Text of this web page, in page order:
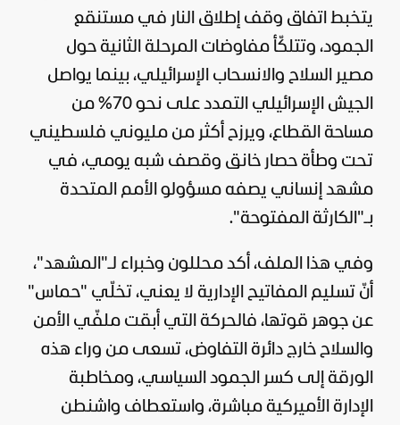
يتخبط اتفاق وقف إطلاق النار في مستنقع
الجمود، وتتلكّأ مفاوضات المرحلة الثانية حول
مصير السلاح والانسحاب الإسرائيلي، بينما يواصل
الجيش الإسرائيلي
التمدد على نحو 70% من
مساحة القطاع، ويرزح أكثر من مليوني فلسطيني
تحت وطأة حصار خانق وقصف شبه يومي، في
مشهد إنساني يصفه مسؤولو الأمم المتحدة
بـ"الكارثة المفتوحة".
وفي هذا الملف، أكد محللون وخبراء لـ" المشهد"،
أنّ تسليم المفاتيح الإدارية لا يعني، تخلّي "حماس"
عن جوهر قوتها، فالحركة التي أبقت ملفّي الأمن
والسلاح خارج دائرة التفاوض، تسعى من وراء هذه
الورقة إلى كسر الجمود السياسي، ومخاطبة
الإدارة الأميركية مباشرة، واستعطاف واشنطن